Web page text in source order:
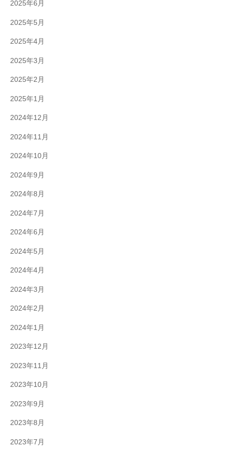
2025年6月
2025年5月
2025年4月
2025年3月
2025年2月
2025年1月
2024年12月
2024年11月
2024年10月
2024年9月
2024年8月
2024年7月
2024年6月
2024年5月
2024年4月
2024年3月
2024年2月
2024年1月
2023年12月
2023年11月
2023年10月
2023年9月
2023年8月
2023年7月